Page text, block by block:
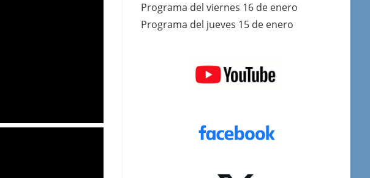
Programa del viernes 16 de enero
Programa del jueves 15 de enero